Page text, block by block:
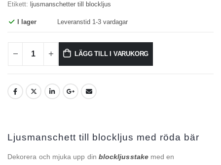
Etikett: ljusmanschetter till blockljus
I lager Leveranstid 1-3 vardagar
LÄGG TILL I VARUKORG
Ljusmanschett till blockljus med röda bär
Dekorera och mjuka upp din blockljusstakemed en